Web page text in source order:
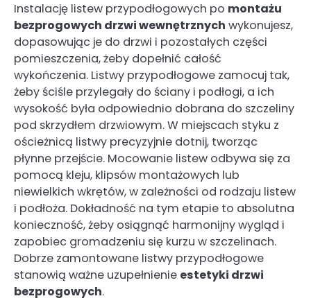
Instalację listew przypodłogowych po montażu
bezprogowych drzwi wewnętrznych wykonujesz,
dopasowując je do drzwi i pozostałych części
pomieszczenia, żeby dopełnić całość
wykończenia. Listwy przypodłogowe zamocuj tak,
żeby ściśle przylegały do ściany i podłogi, a ich
wysokość była odpowiednio dobrana do szczeliny
pod skrzydłem drzwiowym. W miejscach styku z
ościeżnicą listwy precyzyjnie dotnij, tworząc
płynne przejście. Mocowanie listew odbywa się za
pomocą kleju, klipsów montażowych lub
niewielkich wkrętów, w zależności od rodzaju listew
i podłoża. Dokładność na tym etapie to absolutna
konieczność, żeby osiągnąć harmonijny wygląd i
zapobiec gromadzeniu się kurzu w szczelinach.
Dobrze zamontowane listwy przypodłogowe
stanowią ważne uzupełnienie estetyki drzwi
bezprogowych.